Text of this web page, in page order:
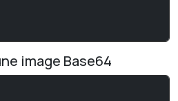
image Base64